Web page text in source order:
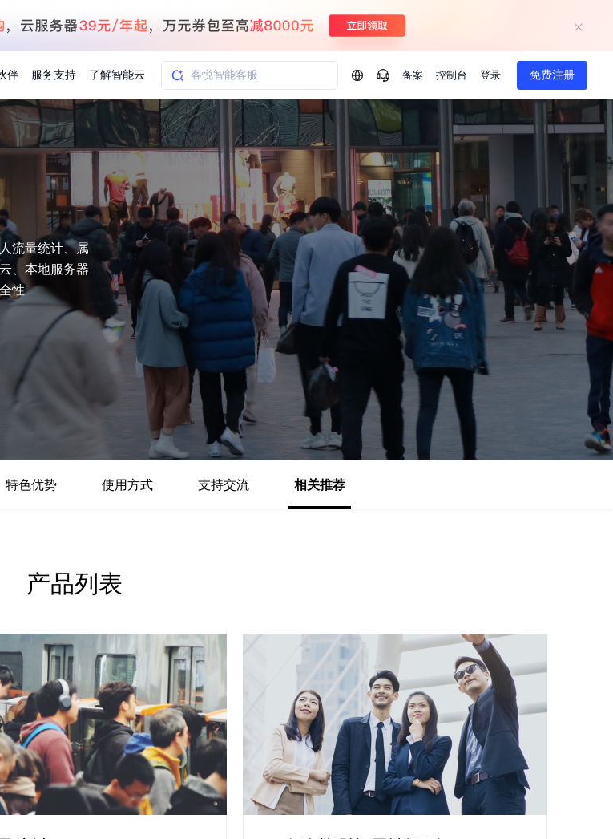
伴 服务支持 了解智能云
问问AI助手
企业实名认证有什么福利？
热门产品
Dumate
云服务器BCC
Duclaw
千帆大模型平台
备案 控制台 登录 免费注册
企业实名认证专属权益
云服务器39元/年起，领万元券包
查看详情
企服推荐
域名注册服务
.COM域名注册29元起
智能商标注册
首购275元，多买多省
建站特惠
企业首购SSL证书5折
企业首购限时0.99元起
活 用搭子
AI体验中心
提供一站式、开箱即用的AI服务
PP-StructureV3
高效文档解析模型，复杂结构和多栏布局文档处理优势显著
端到端语音语言大模型
音色具备更高的自然度、丰富的情感表达等特点
大模型声音复刻
其他大模型
Deepseek-V4-Flash
GLM-5.2
文本生成模型，支持 1M 上下文，长程任务执行更稳定、工程规范遵循更可靠
kimi-k2.6
Qwen3.5-397B-A17B
内置多种AI助手常见能力，深入理解用户意图，智能调度多种MCP工具
等多模态数据，生成高质量结构化报告
可结合全网实时信息进行智能问答，能力丰富强大
自主规划Agent
工作流Agent
多智能体协作
百度胜算·数据智能平台
基于业务本体驱动的企业数据智能平台
零门槛AI开发平台EasyDL
零算法基础定制高精度AI模型
全功能AI开发平台BML
提供一站式AI开发、训练及推理环境，
数亿用户验证的企业数字资产管理平台，集智能管理、多人协作、大文件极速传输于一体
用弹性
AI赋能 全栈AI能力赋能应用开发
端到端语音语言大模型
基于跨模态大模型，体验超拟人对话
大模型语音合成
大模型升级语音合成，音色更自然
大模型文档解析
18 种格式解析，结构化输出文档关键信息
视觉+多模态大模型，万物精准识别
去雾增强放大，重建高清无损图像
基于大模型zero-shot技术，随时随地录制数秒音频
模型与应用 一站式企业级大模型服务
百度搭子DuMate
你的超级AI助手 真干活 用搭子
百度千帆·大模型服务及Agent开发平台
以Agent为核心的一站式企业级大模型服务平台
百度胜算·数据智能平台
基于业务本体驱动的企业数据智能平台
百度伐谋
全球领先的可商用自我演化超级智能体
Hogee
百度一见视觉智能体平台
万能AI助手，让想法直接发生
应用方案
百度千帆·大模型服务及Agent开发平台
悦智能客服
度百舸AI算力管理
智慧工业方案
能源行业企业管理系统智能化升级
船舶与海洋工程大模型解决方案
智慧政务
政务智能体的百度搜索解决方案
智慧水务智能体解决方案
千帆社区
实践案例
千帆杯AI参赛作品
能
训
程中心
才认证
案
工程大模型解决方案
千帆AI加速器
线上大模型案例课程
线上产品实操课程
线下培育
人才认证
学习中心
考试中心
BaiduLinuxCloudOS生态适配
百度智能云大模型系列课程
500+节免费观看 持续更新
百度智能云千帆AI原生应用商店
近千款AI应用，解锁多元体验
证
证
一站式平台
习
课程体系
联系我们
我要建议
产品及服务官方反馈渠道
我要投诉
产品及服务官方投诉渠道
信息公告
公告通知
产品公告与服务动态一站获取
大模型专家服务
赋能企业AI原生应用创新
查看详情
读
皮书
面的行业报告解读
报告
云市场趋势解读
新闻动态
最新资讯
百度智能云业内最新动态
公告通知
最新公告通知及时了解
热门AI能力
提供一站式、开箱即用的AI服务
查看详情
流量统计、属
、本地服务器
性
特色优势 使用方式 支持交流 相关推荐
产品列表